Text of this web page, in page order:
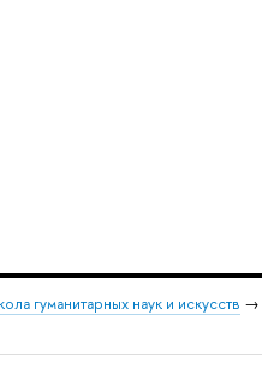
гуманитарных наук и искусств →